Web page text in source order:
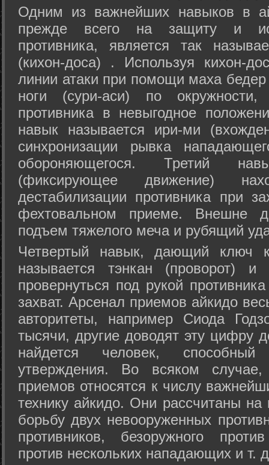
Одним из важнейших навыков в
прежде всего на защиту и
противника, является так
(кихон-доса) . Используя кихон-
линии атаки при помощи маха
ноги (сури-аси) по
противника в невыгодное
навык называется ири-ми
синхронизации рывка
обороняющегося. Третий
(фиксирующее движение)
дестабилизации противника при
фехтовальном приеме. Внешне
подъем тяжелого меча и рубящий
Четвертый навык, дающий ключ
называется тэнкан (проворот)
провернуться под рукой
захват. Арсенал приемов айкидо
авторитеты, например Сиода
тысячи, другие доводят эту цифру
найдется человек,
утверждения. Во всяком
приемов относятся к числу
технику айкидо. Они рассчитаны
борьбу двух невооруженных
противников, безоружного
против нескольких нападающих и т.